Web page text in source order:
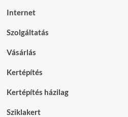
Internet
Szolgáltatás
Vásárlás
Kertépítés
Kertépítés házilag
Sziklakert